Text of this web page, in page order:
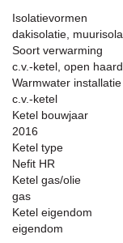
Isolatievormen
dakisolatie,
Soort verwarming
c.v.-ketel, open haard
Warmwater installatie
c.v.-ketel
Ketel bouwjaar
2016
Ketel type
Nefit HR
Ketel gas/olie
gas
Ketel eigendom
eigendom